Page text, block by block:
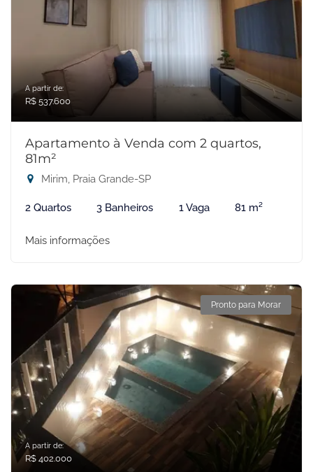
A partir de:
R$ 537.600
Apartamento à Venda com 2 quartos,
81m²
Mirim, Praia Grande-SP
2 Quartos 3 Banheiros 1 Vaga 81 m²
Mais informações
Pronto para Morar
A partir de:
R$ 402.000